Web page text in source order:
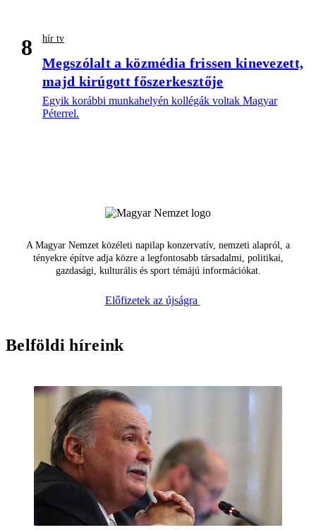
8 hír tv
Megszólalt a közmédia frissen kinevezett,
majd kirúgott főszerkesztője
Egyik korábbi munkahelyén kollégák voltak Magyar
Péterrel.
A Magyar Nemzet közéleti napilap konzervatív, nemzeti alapról, a
tényekre építve adja közre a legfontosabb társadalmi, politikai,
gazdasági, kulturális és sport témájú információkat.
Előfizetek az újságra
Belföldi híreink